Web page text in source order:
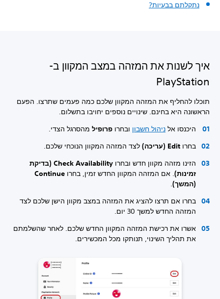
נתקלתם בבעיות?
איך לשנות את המזהה במצב המקוון ב-
PlayStation
תוכלו להחליף את המזהה המקוון שלכם כמה פעמים שתרצו. הפעם
הראשונה היא בחינם. שינויים נוספים יחויבו בתשלום.
היכנסו אלניהול חשבוןובחרופרופילמהסרגל הצדי.
בחרוEdit (עריכה)
לצד המזהה המקוון הנוכחי שלכם.
הזינו מזהה מקוון חדש ובחרו
Check Availability (בדיקת
זמינות). אם המזהה המקוון החדש זמין, בחרוContinue
(המשך).
בחרו אם תרצו להציג את המזהה במצב מקוון הישן שלכם לצד
המזהה החדש למשך 30 יום.
אשרו את רכישת המזהה המקוון החדש שלכם. לאחר שהשלמתם
את תהליך השינוי, תנותקו מכל המכשירים.